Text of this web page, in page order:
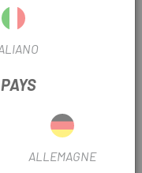
moins de 210 g
de fixation
s'adapter de
au laser dans
cycliste sans
selle présente un
ALLEMAGNE